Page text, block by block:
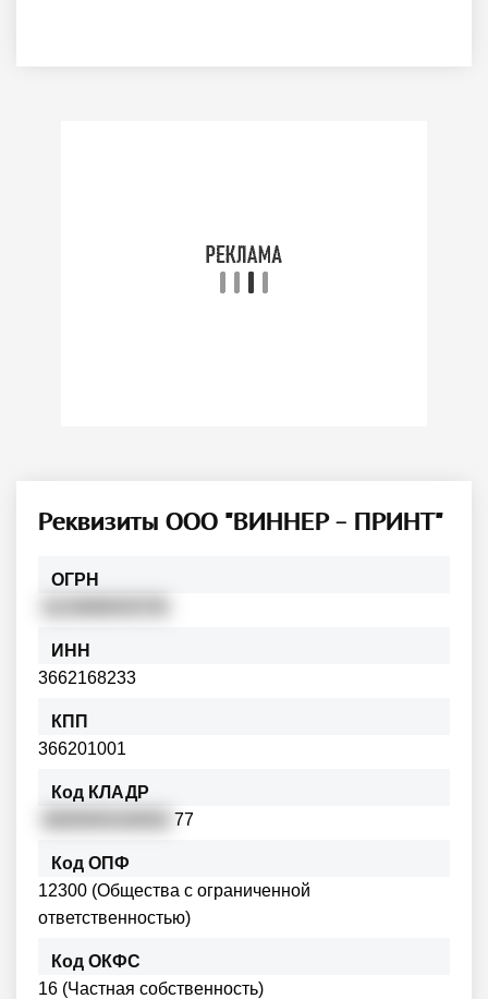
Реквизиты ООО "ВИННЕР - ПРИНТ"
ОГРН
ИНН
3662168233
КПП
366201001
Код КЛАДР
77
Код ОПФ
12300 (Общества с ограниченной
ответственностью)
Код ОКФС
16 (Частная собственность)